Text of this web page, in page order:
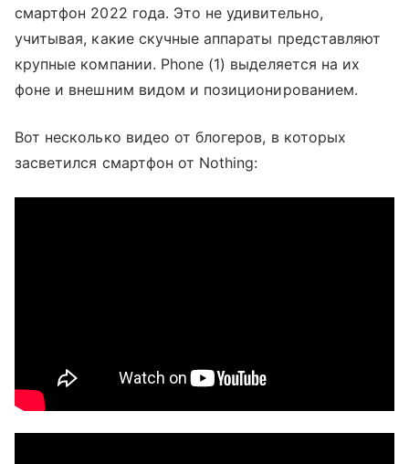
смартфон 2022 года. Это не удивительно,
учитывая, какие скучные аппараты представляют
крупные компании. Phone (1) выделяется на их
фоне и внешним видом и позиционированием.
Вот несколько видео от блогеров, в которых
засветился смартфон от Nothing: